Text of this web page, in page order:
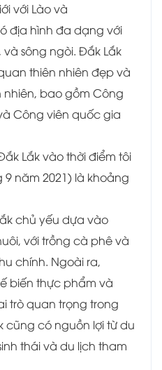
với Lào và
địa hình đa dạng với
sông ngòi. Đắk Lắk
thiên nhiên đẹp và
nhiên, bao gồm Công
Công viên quốc gia
Lắk vào thời điểm tôi
năm 2021) là khoảng
chủ yếu dựa vào
với trồng cà phê và
chính. Ngoài ra,
biến thực phẩm và
trò quan trọng trong
cũng có nguồn lợi từ du
thái và du lịch tham